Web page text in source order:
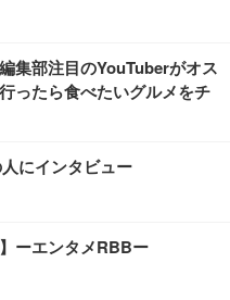
集部注目のYouTuberがオス
ったら食べたいグルメをチ
にインタビュー
ーエンタメRBBー